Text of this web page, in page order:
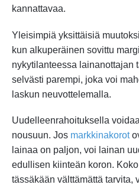
kannattavaa.
Yleisimpiä yksittäisiä
kun alkuperäinen sovittu
nykytilanteessa lainanottajan
selvästi parempi, joka voi
laskun neuvottelemalla.
Uudelleenrahoituksella
nousuun. Jos markkinakorot
lainaa on paljon, voi lainan
edullisen kiinteän koron.
tässäkään välttämättä tarvita,